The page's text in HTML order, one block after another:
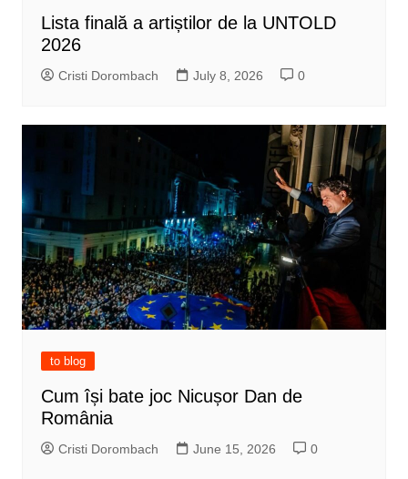
Lista finală a artiștilor de la UNTOLD
2026
Cristi Dorombach July 8, 2026 0
to blog
Cum își bate joc Nicușor Dan de
România
Cristi Dorombach June 15, 2026 0